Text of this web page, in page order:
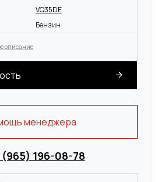
VQ35DE
Бензин
описание
менеджера
(965) 196-08-78